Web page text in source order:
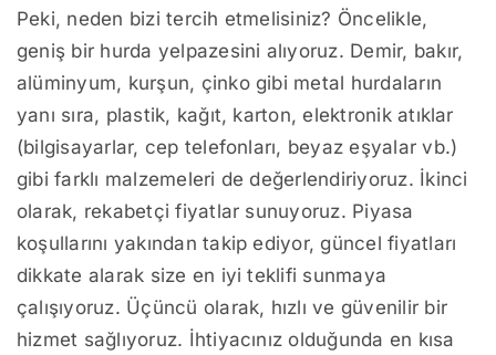
Peki, neden bizi tercih etmelisiniz? Öncelikle,
geniş bir hurda yelpazesini alıyoruz. Demir, bakır,
alüminyum, kurşun, çinko gibi metal hurdaların
yanı sıra, plastik, kağıt, karton, elektronik atıklar
(bilgisayarlar, cep telefonları, beyaz eşyalar vb.)
gibi farklı malzemeleri de değerlendiriyoruz. İkinci
olarak, rekabetçi fiyatlar sunuyoruz. Piyasa
koşullarını yakından takip ediyor, güncel fiyatları
dikkate alarak size en iyi teklifi sunmaya
çalışıyoruz. Üçüncü olarak, hızlı ve güvenilir bir
hizmet sağlıyoruz. İhtiyacınız olduğunda en kısa